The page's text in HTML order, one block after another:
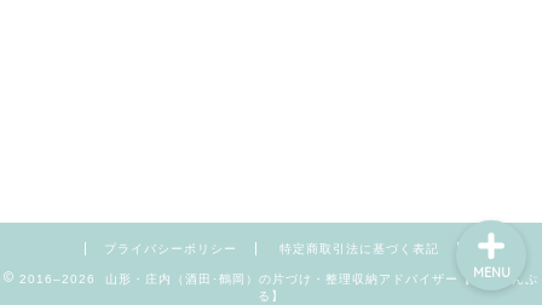
プライバシーポリシー 特定商取引法に基づく表記
2016–2026 山形・庄内（酒田･鶴岡）の片づけ・整理収納アドバイザー【暮らしんぷ
る】
MENU